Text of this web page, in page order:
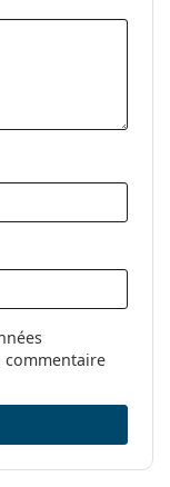
commentaire